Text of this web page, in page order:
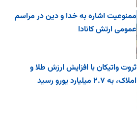
ممنوعیت اشاره به خدا و دین در مراسم
عمومی ارتش کانادا
ثروت واتیکان با افزایش ارزش طلا و
املاک، به ۲.۷ میلیارد یورو رسید